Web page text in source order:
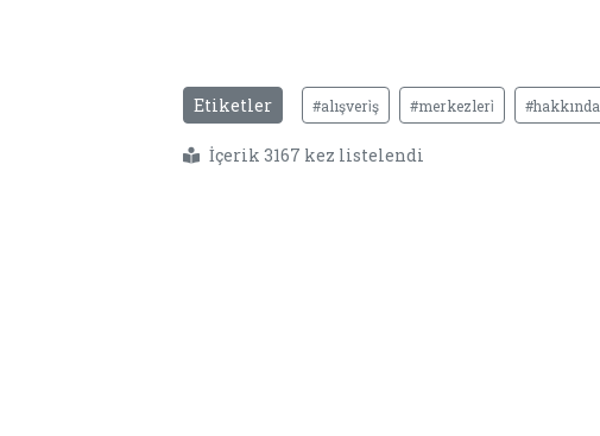
Etiketler #alışveri̇ş #merkezleri̇ #hakkında
İçerik 3167 kez listelendi